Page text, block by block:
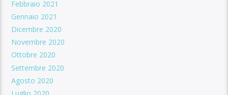
Febbraio 2021
Gennaio 2021
Dicembre 2020
Novembre 2020
Ottobre 2020
Settembre 2020
Agosto 2020